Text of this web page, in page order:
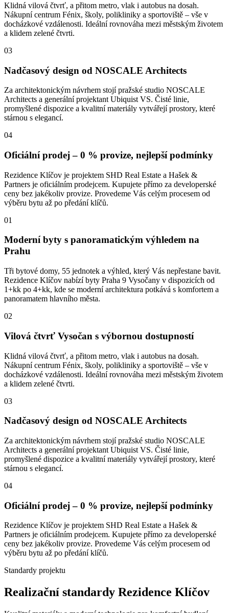
Klidná vilová čtvrť, a přitom metro, vlak i autobus na dosah.
Nákupní centrum Fénix, školy, polikliniky a sportoviště – vše v
docházkové vzdálenosti. Ideální rovnováha mezi městským životem
a klidem zelené čtvrti.
03
Nadčasový design od NOSCALE Architects
Za architektonickým návrhem stojí pražské studio NOSCALE
Architects a generální projektant Ubiquist VS. Čisté linie,
promyšlené dispozice a kvalitní materiály vytvářejí prostory, které
stárnou s elegancí.
04
Oficiální prodej – 0 % provize, nejlepší podmínky
Rezidence Klíčov je projektem SHD Real Estate a Hašek &
Partners je oficiálním prodejcem. Kupujete přímo za developerské
ceny bez jakékoliv provize. Provedeme Vás celým procesem od
výběru bytu až po předání klíčů.
01
Moderní byty s panoramatickým výhledem na
Prahu
Tři bytové domy, 55 jednotek a výhled, který Vás nepřestane bavit.
Rezidence Klíčov nabízí byty Praha 9 Vysočany v dispozicích od
1+kk po 4+kk, kde se moderní architektura potkává s komfortem a
panoramatem hlavního města.
02
Vilová čtvrť Vysočan s výbornou dostupností
Klidná vilová čtvrť, a přitom metro, vlak i autobus na dosah.
Nákupní centrum Fénix, školy, polikliniky a sportoviště – vše v
docházkové vzdálenosti. Ideální rovnováha mezi městským životem
a klidem zelené čtvrti.
03
Nadčasový design od NOSCALE Architects
Za architektonickým návrhem stojí pražské studio NOSCALE
Architects a generální projektant Ubiquist VS. Čisté linie,
promyšlené dispozice a kvalitní materiály vytvářejí prostory, které
stárnou s elegancí.
04
Oficiální prodej – 0 % provize, nejlepší podmínky
Rezidence Klíčov je projektem SHD Real Estate a Hašek &
Partners je oficiálním prodejcem. Kupujete přímo za developerské
ceny bez jakékoliv provize. Provedeme Vás celým procesem od
výběru bytu až po předání klíčů.
Standardy projektu
Realizační standardy Rezidence Klíčov